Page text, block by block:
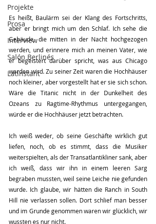
Projekte
Prosa
Interview
Salón Berlinés
Latínstant
Es heißt, Baulärm sei der Klang des Fortschritts,
aber er bringt mich um den Schlaf. Ich sehe die
Gebäude, die mitten in der Nacht hochgezogen
werden, und erinnere mich an meinen Vater, wie
er begeistert darüber spricht, was aus Chicago
werden wird. Zu seiner Zeit waren die Hochhäuser
noch kleiner, aber vorgestellt hat er sie sich schon.
Wäre die Titanic nicht in der Dunkelheit des
Ozeans zu Ragtime-Rhythmus untergegangen,
würde er die Hochhäuser jetzt betrachten.
Ich weiß weder, ob seine Geschäfte wirklich gut
liefen, noch, ob es stimmt, dass die Musiker
weiterspielten, als der Transatlantikliner sank, aber
ich weiß, dass wir ihn in einem leeren Sarg
begraben mussten, weil seine Leiche nie gefunden
wurde. Ich glaube, wir hätten die Ranch in South
Hill nie verlassen sollen. Dort schlief man besser
und im Grunde genommen waren wir glücklich, wir
wussten es nur nicht.